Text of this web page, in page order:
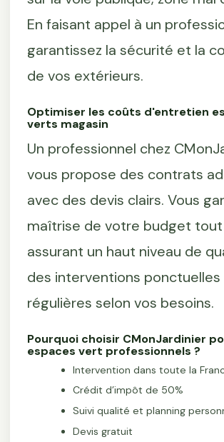
En faisant appel à un
garantissez la sécurité et la
de vos extérieurs.
Optimiser les coûts d'entretien
verts magasin
Un professionnel chez
vous propose des contrats
avec des devis clairs. Vous
maîtrise de votre budget
assurant un haut niveau de
des interventions ponctuelles
régulières selon vos besoins.
Pourquoi choisir CMonJardinier
espaces vert professionnels ?
Intervention dans toute la
Crédit d’impôt de 50%
Suivi qualité et planning
Devis gratuit